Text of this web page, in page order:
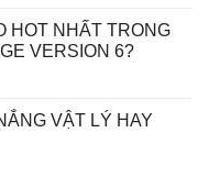
HOT NHẤT TRONG
VERSION 6?
VẬT LÝ HAY